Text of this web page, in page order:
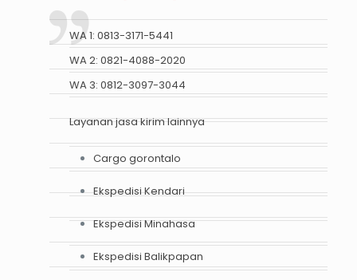
WA 1: 0813-3171-5441
WA 2: 0821-4088-2020
WA 3: 0812-3097-3044
Layanan jasa kirim lainnya
Cargo gorontalo
Ekspedisi Kendari
Ekspedisi Minahasa
Ekspedisi Balikpapan